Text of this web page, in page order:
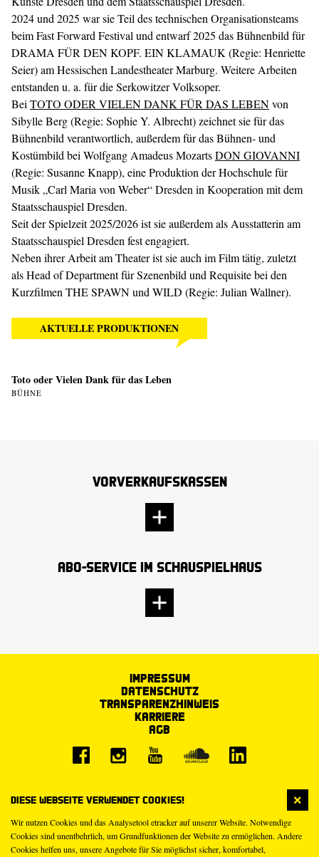
Diese Webseite verwendet Cookies!
Wir nutzen Cookies und das Analysetool etracker auf unserer Website. Notwendige
Cookies sind unentbehrlich, um Grundfunktionen der Website zu ermöglichen. Andere
Cookies helfen uns, unsere Angebote für Sie möglichst sicher, komfortabel,
2024 und 2025 war sie Teil des technischen Organisationsteams
beim Fast Forward Festival und entwarf 2025 das Bühnenbild für
DRAMA FÜR DEN KOPF. EIN KLAMAUK (Regie: Henriette
Seier) am Hessischen Landestheater Marburg. Weitere Arbeiten
entstanden u. a. für die Serkowitzer Volksoper.
Bei TOTO ODER VIELEN DANK FÜR DAS LEBENvon
Sibylle Berg (Regie: Sophie Y. Albrecht) zeichnet sie für das
Bühnenbild verantwortlich, außerdem für das Bühnen- und
Kostümbild bei Wolfgang Amadeus MozartsDON GIOVANNI
(Regie: Susanne Knapp), eine Produktion der Hochschule für
Musik „Carl Maria von Weber“ Dresden in Kooperation mit dem
Staatsschauspiel Dresden.
Seit der Spielzeit 2025/2026 ist sie außerdem als Ausstatterin am
Staatsschauspiel Dresden fest engagiert.
Neben ihrer Arbeit am Theater ist sie auch im Film tätig, zuletzt
als Head of Department für Szenenbild und Requisite bei den
Kurzfilmen THE SPAWN und WILD (Regie: Julian Wallner).
AKTUELLE PRODUKTIONEN
Toto oder Vielen Dank für das Leben
BÜHNE
Vorverkaufskassen
Abo-Service im Schauspielhaus
Impressum
Datenschutz
Transparenzhinweis
Karriere
AGB